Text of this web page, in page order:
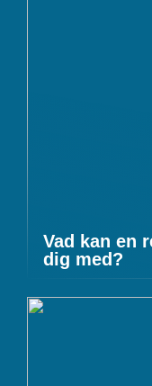
Vad kan en
dig med?